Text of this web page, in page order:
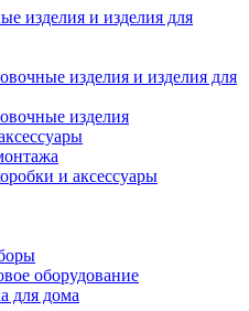
изделия и изделия для
изделия и изделия для
изделия
и аксессуары
оборудование
для дома